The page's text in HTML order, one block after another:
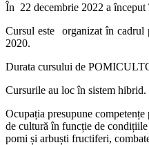
În 22 decembrie 2022 a
Cursul este organizat în
2020.
Durata cursului de
Cursurile au loc în sistem hibrid.
Ocupația presupune
de cultură în funcție de
pomi și arbuști fructiferi,